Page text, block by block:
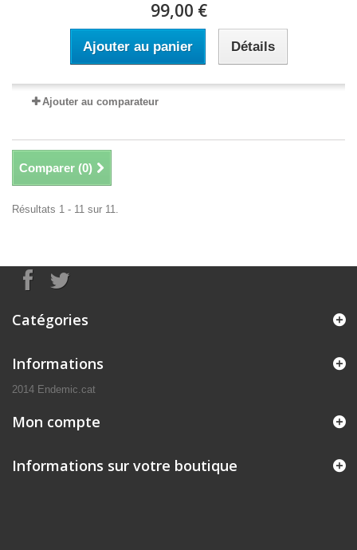
99,00 €
Ajouter au panier Détails
Ajouter au comparateur
Comparer (0)
Résultats 1 - 11 sur 11.
Catégories
Informations
2014 Endemic.cat
Mon compte
Informations sur votre boutique